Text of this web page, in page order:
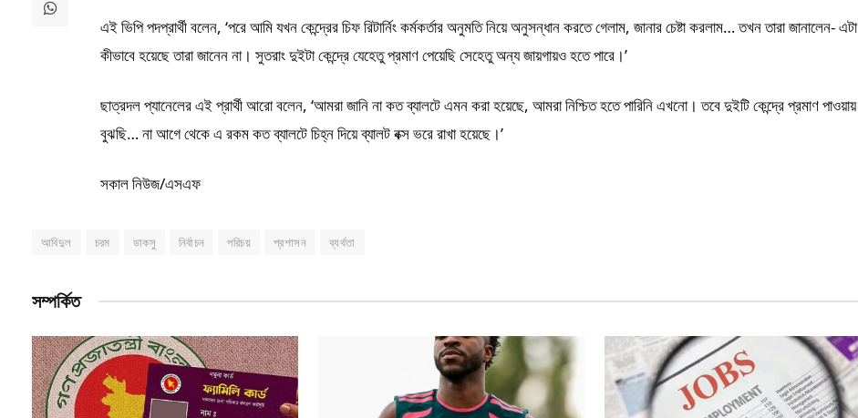
এই ভিপি পদপ্রার্থী বলেন, ‘পরে আমি যখন কেন্দ্রের চিফ রিটার্নিং কর্মকর্তার অনুমতি নিয়ে অনুসন্ধান করতে গেলাম, জানার চেষ্টা করলাম… তখন তারা জানালেন- এটা
কীভাবে হয়েছে তারা জানেন না। সুতরাং দুইটা কেন্দ্রে যেহেতু প্রমাণ পেয়েছি সেহেতু অন্য জায়গায়ও হতে পারে।’
ছাত্রদল প্যানেলের এই প্রার্থী আরো বলেন, ‘আমরা জানি না কত ব্যালটে এমন করা হয়েছে, আমরা নিশ্চিত হতে পারিনি এখনো। তবে দুইটি কেন্দ্রে প্রমাণ পাওয়ায়
বুঝছি… না আগে থেকে এ রকম কত ব্যালটে চিহ্ন দিয়ে ব্যালট বক্স ভরে রাখা হয়েছে।’
সকাল নিউজ/এসএফ
আবিদুল চরম ডাকসু নির্বাচন পরিচয় প্রশাসন ব্যর্থতা
সম্পর্কিত